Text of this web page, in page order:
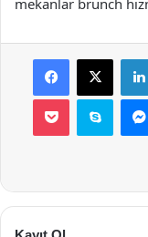
Facebook
X
Pocket Skype